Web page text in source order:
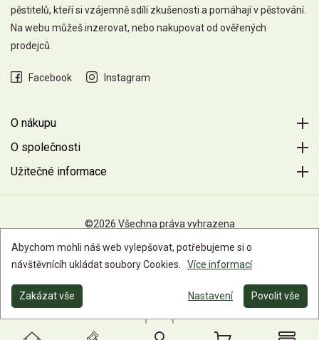
pěstitelů, kteří si vzájemně sdílí zkušenosti a pomáhají v pěstování.
Na webu můžeš inzerovat, nebo nakupovat od ověřených
prodejců.
Facebook Instagram
O nákupu
O společnosti
Užitečné informace
©2026 Všechna práva vyhrazena
Abychom mohli náš web vylepšovat, potřebujeme si o
návštěvnícíh ukládat soubory Cookies.
Více informací
Zakázat vše Nastavení Povolit vše